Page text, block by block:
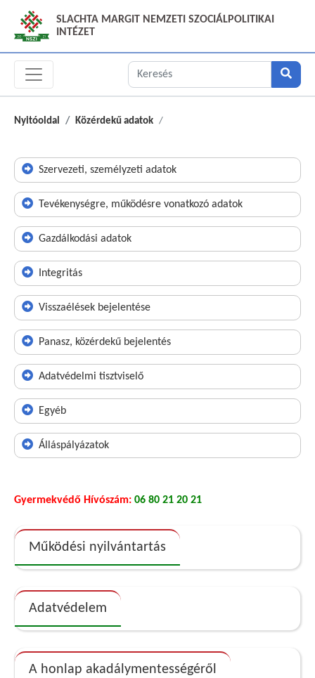
SLACHTA MARGIT NEMZETI SZOCIÁLPOLITIKAI
INTÉZET
Nyitóoldal Közérdekű adatok
Szervezeti, személyzeti adatok
Tevékenységre, működésre vonatkozó adatok
Gazdálkodási adatok
Integritás
Visszaélések bejelentése
Panasz, közérdekű bejelentés
Adatvédelmi tisztviselő
Egyéb
Álláspályázatok
Gyermekvédő Hívószám: 06 80 21 20 21
Működési nyilvántartás
Adatvédelem
A honlap akadálymentességéről